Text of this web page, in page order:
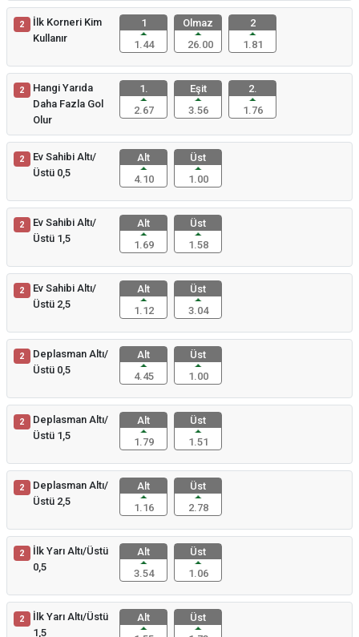
2
İlk Korneri Kim
Kullanır
1
1.44
Olmaz
26.00
2
1.81
2
Hangi Yarıda
Daha Fazla Gol
Olur
1.
2.67
Eşit
3.56
2.
1.76
2
Ev Sahibi Altı/
Üstü 0,5
Alt
4.10
Üst
1.00
2
Ev Sahibi Altı/
Üstü 1,5
Alt
1.69
Üst
1.58
2
Ev Sahibi Altı/
Üstü 2,5
Alt
1.12
Üst
3.04
2
Deplasman Altı/
Üstü 0,5
Alt
4.45
Üst
1.00
2
Deplasman Altı/
Üstü 1,5
Alt
1.79
Üst
1.51
2
Deplasman Altı/
Üstü 2,5
Alt
1.16
Üst
2.78
2
İlk Yarı Altı/Üstü
0,5
Alt
3.54
Üst
1.06
2
İlk Yarı Altı/Üstü
1,5
Alt
Üst